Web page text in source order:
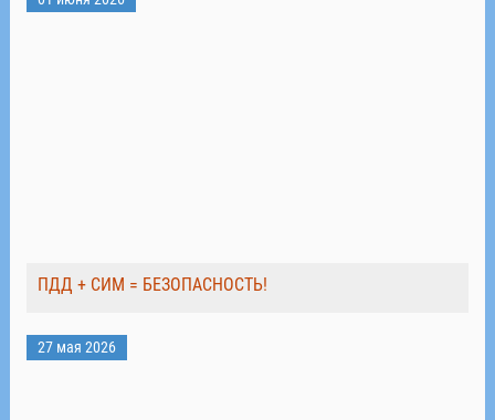
ПДД + СИМ = БЕЗОПАСНОСТЬ!
27 мая 2026